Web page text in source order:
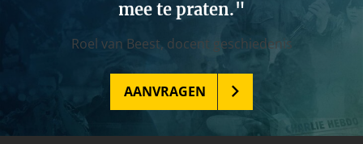
mee te praten.
Roel van Beest, docent geschiedenis
AANVRAGEN